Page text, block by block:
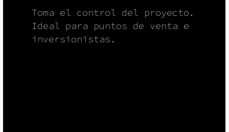
Toma el control del proyecto.
Ideal para puntos de venta e
inversionistas.